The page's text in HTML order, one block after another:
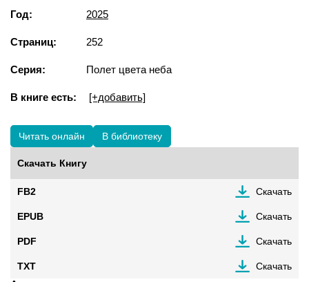
Год: 2025
Страниц: 252
Серия: Полет цвета неба
В книге есть: [+добавить]
Читать онлайн В библиотеку
Скачать Книгу
FB2 Скачать
EPUB Скачать
PDF Скачать
TXT Скачать